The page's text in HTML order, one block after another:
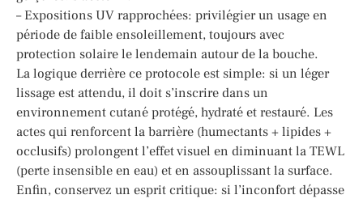
– Expositions UV rapprochées: privilégier un usage en
période de faible ensoleillement, toujours avec
protection solaire le lendemain autour de la bouche.
La logique derrière ce protocole est simple: si un léger
lissage est attendu, il doit s’inscrire dans un
environnement cutané protégé, hydraté et restauré. Les
actes qui renforcent la barrière (humectants + lipides +
occlusifs) prolongent l’effet visuel en diminuant la TEWL
(perte insensible en eau) et en assouplissant la surface.
Enfin, conservez un esprit critique: si l’inconfort dépasse